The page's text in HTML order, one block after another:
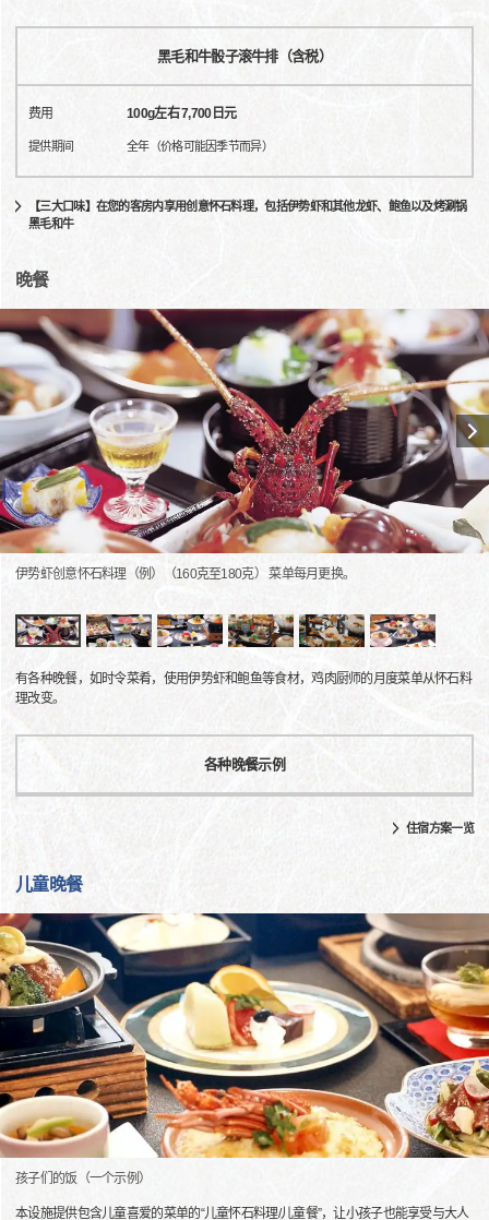
黑毛和牛骰子滚牛排（含税）
费用 100g左右 7,700日元
提供期间 全年（价格可能因季节而异）
【三大口味】在您的客房内享用创意怀石料理，包括伊势虾和其他龙虾、鲍鱼以及烤涮锅
黑毛和牛
晚餐
伊势虾创意怀石料理（例）（160克至180克） 菜单每月更换。
有各种晚餐，如时令菜肴，使用伊势虾和鲍鱼等食材，鸡肉厨师的月度菜单从怀石料
理改变。
各种晚餐示例
住宿方案一览
儿童晚餐
孩子们的饭（一个示例）
本设施提供包含儿童喜爱的菜单的“儿童怀石料理/儿童餐”，让小孩子也能享受与大人